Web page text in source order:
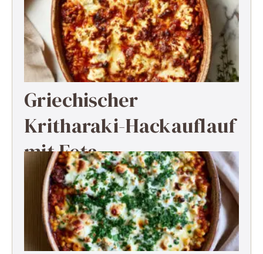
Griechischer
Kritharaki-Hackauflauf
mit Feta